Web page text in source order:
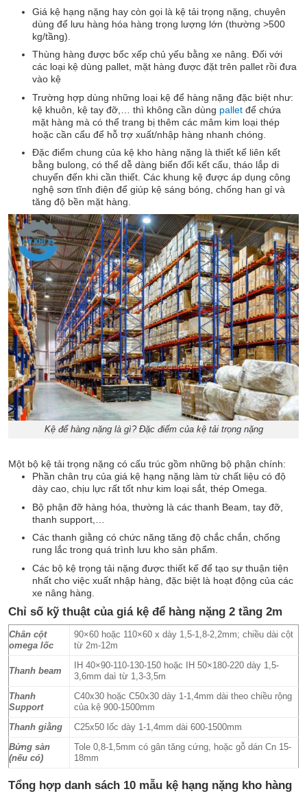
Giá kệ hạng nặng hay còn gọi là kệ tải trọng nặng, chuyên
dùng để lưu hàng hóa hàng trọng lượng lớn (thường >500
kg/tầng).
Thùng hàng được bốc xếp chủ yếu bằng xe nâng. Đối với
các loại kệ dùng pallet, mặt hàng được đặt trên pallet rồi đưa
vào kệ
Trường hợp dùng những loại kệ để hàng nặng đặc biệt như:
kệ khuôn, kệ tay đỡ,… thì không cần dùng pallet để chứa
mặt hàng mà có thể trang bị thêm các mâm kim loại thép
hoặc cần cẩu để hỗ trợ xuất/nhập hàng nhanh chóng.
Đặc điểm chung của kệ kho hàng nặng là thiết kế liên kết
bằng bulong, có thể dễ dàng biến đổi kết cấu, tháo lắp di
chuyển đến khi cần thiết. Các khung kệ được áp dụng công
nghệ sơn tĩnh điện để giúp kệ sáng bóng, chống han gỉ và
tăng độ bền mặt hàng.
Kệ để hàng nặng là gì? Đặc điểm của kệ tải trọng nặng
Một bộ kệ tải trọng nặng có cấu trúc gồm những bộ phận chính:
Phần chân trụ của giá kệ hạng nặng làm từ chất liệu có độ
dày cao, chịu lực rất tốt như kim loại sắt, thép Omega.
Bộ phận đỡ hàng hóa, thường là các thanh Beam, tay đỡ,
thanh support,…
Các thanh giằng có chức năng tăng độ chắc chắn, chống
rung lắc trong quá trình lưu kho sản phẩm.
Các bộ kệ trọng tải nặng được thiết kế để tạo sự thuận tiện
nhất cho việc xuất nhập hàng, đặc biệt là hoạt động của các
xe nâng hàng.
Chỉ số kỹ thuật của giá kệ để hàng nặng 2 tầng 2m
Chân cột
omega lốc
90×60 hoặc 110×60 x dày 1,5-1,8-2,2mm; chiều dài cột
từ 2m-12m
Thanh beam
IH 40×90-110-130-150 hoặc IH 50×180-220 dày 1,5-
3,6mm daì từ 1,3-3,5m
Thanh
Support
C40x30 hoặc C50x30 dày 1-1,4mm dài theo chiều rộng
của kệ 900-1500mm
Thanh giằng C25x50 lốc dày 1-1,4mm dài 600-1500mm
Bửng sàn
(nếu có)
Tole 0,8-1,5mm có gân tăng cứng, hoặc gỗ dán Cn 15-
18mm
Tổng hợp danh sách 10 mẫu kệ hạng nặng kho hàng